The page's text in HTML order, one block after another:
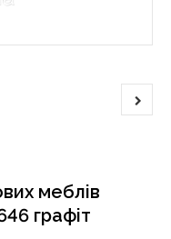
меблів
графіт